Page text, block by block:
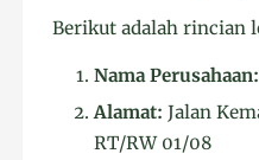
Berikut adalah rincian
Nama Perusahaan:
Alamat: Jalan
RT/RW 01/08